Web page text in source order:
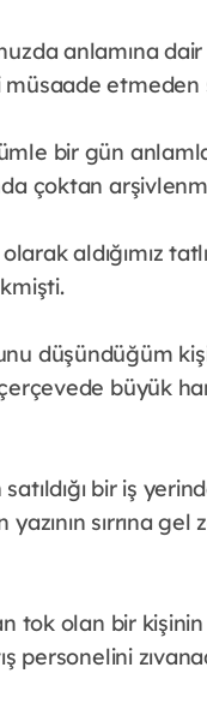
anlamına
müsaade
bir gün
çoktan
aldığımız
düşündüğüm
büyük
bir iş
sırrına
tok olan bir
personelini